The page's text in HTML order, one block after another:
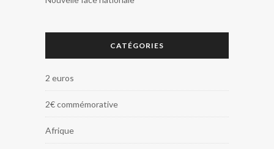
CATÉGORIES
2 euros
2€ commémorative
Afrique